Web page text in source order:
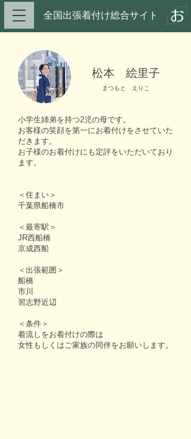
全国出張着付け総合サイト​
松本 絵里子
まつもと えりこ
小学生姉弟を持つ2児の母です。
お客様の笑顔を第一にお着付けをさせていた
だきます。
お子様のお着付けにも定評をいただいており
ます。
＜住まい＞
千葉県船橋市
＜最寄駅＞
JR西船橋
京成西船
＜出張範囲＞
船橋
市川
習志野近辺
＜条件＞
着流しをお着付けの際は
女性もしくはご家族の同伴をお願いします。